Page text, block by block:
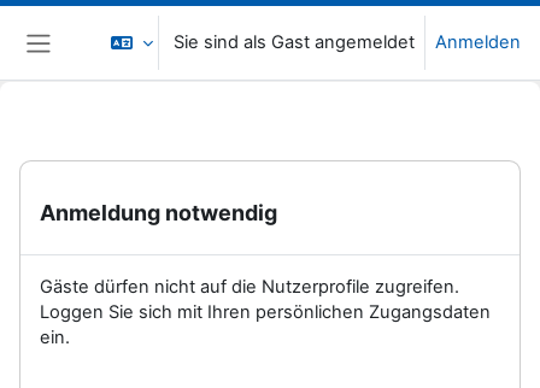
Zum Hauptinhalt
Website-Übersicht
Sie sind als Gast angemeldet Anmelden
Anmeldung notwendig
Gäste dürfen nicht auf die Nutzerprofile zugreifen.
Loggen Sie sich mit Ihren persönlichen Zugangsdaten
ein.